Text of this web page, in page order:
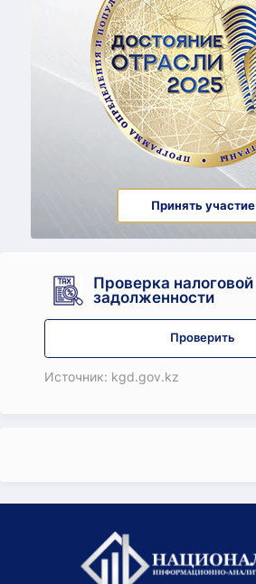
Принять участие
Проверка налоговой
задолженности
Проверить
Источник: kgd.gov.kz